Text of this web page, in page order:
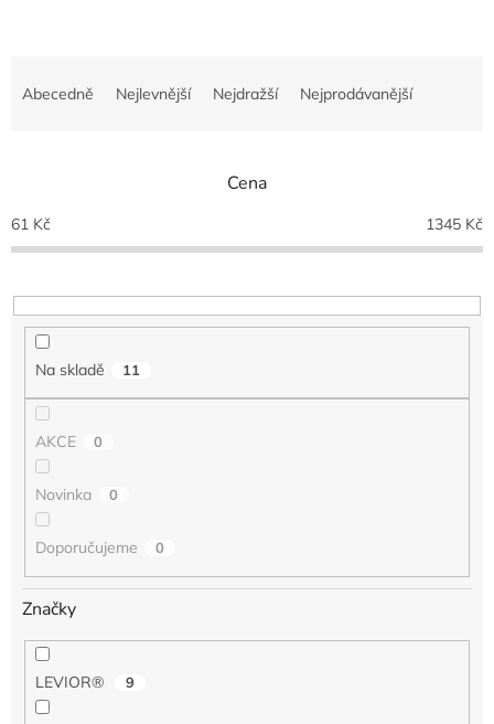
p
r
o
u
Abecedně Nejlevnější Nejdražší Nejprodávanější
Cena
61 Kč 1345 Kč
Na skladě 11
AKCE 0
Novinka 0
Doporučujeme 0
Značky
LEVIOR® 9